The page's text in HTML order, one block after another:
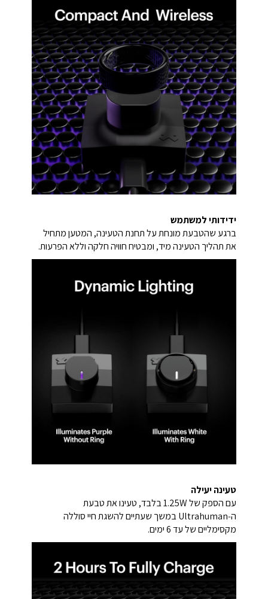
ידידותי למשתמש
ברגע שהטבעת מונחת על תחנת הטעינה, המטען מתחיל
את תהליך הטעינה מיד, ומבטיח חוויה חלקה וללא הפרעות.
טעינה יעילה
עם הספק של ‎1.25W‎ בלבד, טעינו את טבעת
ה‑Ultrahuman במשך שעתיים להשגת חיי סוללה
מקסימליים של עד 6 ימים.